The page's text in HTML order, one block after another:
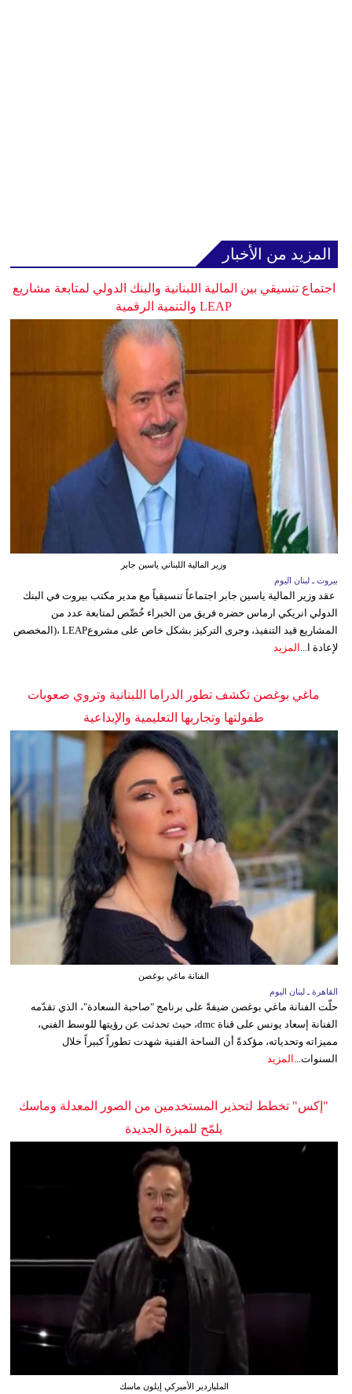
المزيد من الأخبار
اجتماع تنسيقي بين المالية اللبنانية والبنك الدولي لمتابعة مشاريع
LEAP والتنمية الرقمية
وزير المالية اللبناني ياسين جابر
بيروت ـ لبنان اليوم
عقد وزير المالية ياسين جابر اجتماعاً تنسيقياً مع مدير مكتب بيروت في البنك
الدولي انريكي ارماس حضره فريق من الخبراء خُصِّص لمتابعة عدد من
المشاريع قيد التنفيذ، وجرى التركيز بشكل خاص على مشروعLEAP ،(المخصص
لإعادة ا...
المزيد
ماغي بوغصن تكشف تطور الدراما اللبنانية وتروي صعوبات
طفولتها وتجاربها التعليمية والإبداعية
الفنانة ماغي بوغصن
القاهرة ـ لبنان اليوم
حلّت الفنانة ماغي بوغصن ضيفةً على برنامج "صاحبة السعادة"، الذي تقدّمه
الفنانة إسعاد يونس على قناة dmc، حيث تحدثت عن رؤيتها للوسط الفني،
مميزاته وتحدياته، مؤكدةً أن الساحة الفنية شهدت تطوراً كبيراً خلال
السنوات... المزيد
"إكس" تخطط لتحذير المستخدمين من الصور المعدلة وماسك
يلمّح للميزة الجديدة
الملياردير الأميركي إيلون ماسك